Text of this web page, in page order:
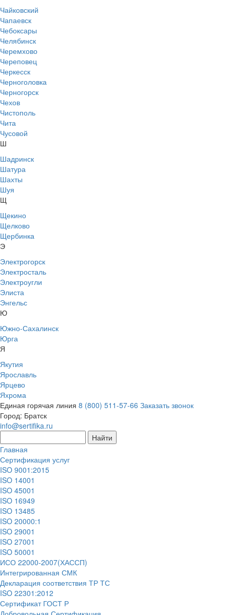
Чайковский
Чапаевск
Чебоксары
Челябинск
Черемхово
Череповец
Черкесск
Черноголовка
Черногорск
Чехов
Чистополь
Чита
Чусовой
Ш
Шадринск
Шатура
Шахты
Шуя
Щ
Щекино
Щелково
Щербинка
Э
Электрогорск
Электросталь
Электроугли
Элиста
Энгельс
Ю
Южно-Сахалинск
Юрга
Я
Якутия
Ярославль
Ярцево
Яхрома
Единая горячая линия 8 (800) 511-57-66 Заказать звонок
Город: Братск
info@sertifika.ru
Главная
Сертификация услуг
ISO 9001:2015
ISO 14001
ISO 45001
ISO 16949
ISO 13485
ISO 20000:1
ISO 29001
ISO 27001
ISO 50001
ИСО 22000-2007(ХАССП)
Интегрированная СМК
Декларация соответствия ТР ТС
ISO 22301:2012
Сертификат ГОСТ Р